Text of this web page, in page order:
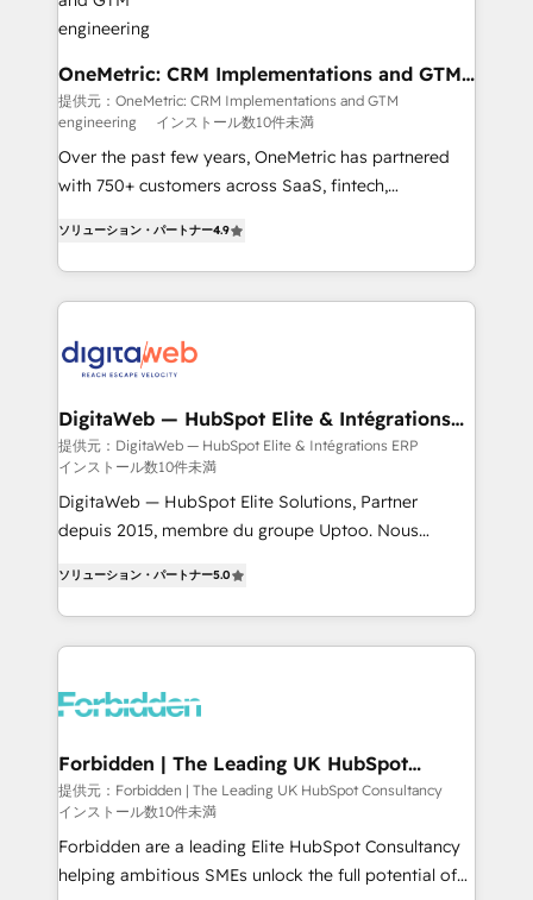
enablement & company-wide adoption We create
HubSpot environments that teams use with
confidence and that leadership can rely on for
scalable revenue insights.
OneMetric: CRM Implementations and GTM
engineering
提供元：OneMetric: CRM Implementations and GTM
engineering
インストール数10件未満
Over the past few years, OneMetric has partnered
with 750+ customers across SaaS, fintech,
150+ HubSpot-certified experts, we deliver scalable
solutions to complex GTM and RevOps challenges.
Our Expertise 🔹 Onboarding & Implementation:
tailored to your GTM motion. 🔹 Migrations: Move
downtime. 🔹 RevOps Strategy: Align teams,
processes, and data to drive revenue efficiency. 🔹
Integrations: Connect HubSpot with your tech stack
for better adoption. 🔹 Custom Solutions: Build
tailored apps, workflows, and configurations. We are
our commitment to data security and compliance. At
OneMetric, we help revenue teams focus on the
OneMetric that matters most: revenue.
ソリューション・パートナー4.9
DigitaWeb — HubSpot Elite & Intégrations
ERP
提供元：DigitaWeb — HubSpot Elite & Intégrations ERP
インストール数10件未満
DigitaWeb — HubSpot Elite Solutions, Partner
depuis 2015, membre du groupe Uptoo. Nous
Ventes et Service sur HubSpot grâce à la Revenue
Architecture : alignement des équipes, pipeline
prévisible, croissance mesurable. 🔌 Intégrations
Dynamics..), VOIP (Aircall, Ringover, Modjo), Shopify,
Extensions (React), Serverless Node.js, Custom
Objects, thèmes HubL, agents IA & Breeze AI. 🎯
Secteurs : Industrie, Distribution B2B, SaaS, Services
B2B, Immobilier, Viticulture, Finance. 🚀 Nos livrables
: migration sécurisée, implémentation Marketing +
ソリューション・パートナー5.0
Forbidden | The Leading UK HubSpot
Consultancy
提供元：Forbidden | The Leading UK HubSpot Consultancy
インストール数10件未満
Forbidden are a leading Elite HubSpot Consultancy
helping ambitious SMEs unlock the full potential of